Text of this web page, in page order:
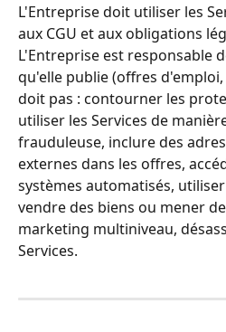
L'Entreprise doit utiliser les
aux CGU et aux obligations
L'Entreprise est responsable
qu'elle publie (offres
doit pas : contourner les
utiliser les Services de
frauduleuse, inclure des
externes dans les offres,
systèmes automatisés,
vendre des biens ou mener
marketing multiniveau,
Services.